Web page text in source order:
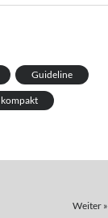
Guideline
Weiter »